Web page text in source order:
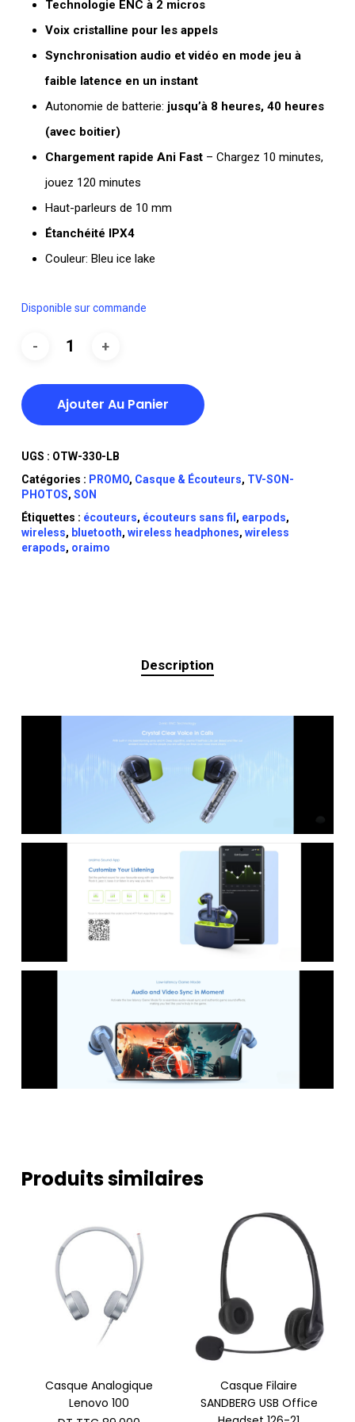
Technologie ENC à 2 micros
Voix cristalline pour les appels
Synchronisation audio et vidéo en mode jeu à
faible latence en un instant
Autonomie de batterie: jusqu’à 8 heures, 40 heures
(avec boitier)
Chargement rapide Ani Fast – Chargez 10 minutes,
jouez 120 minutes
Haut-parleurs de 10 mm
Étanchéité IPX4
Couleur: Bleu ice lake
Disponible sur commande
Ajouter Au Panier
UGS : OTW-330-LB
Catégories : PROMO, Casque & Écouteurs, TV-SON-
PHOTOS, SON
Étiquettes : écouteurs, écouteurs sans fil , earpods,
wireless, bluetooth, wireless headphones, wireless
erapods, oraimo
Description
Produits similaires
Casque Analogique
Lenovo 100
Casque Filaire
SANDBERG USB Office